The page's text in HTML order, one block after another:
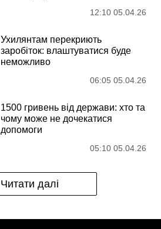
12:10 05.04.26
Ухилянтам перекриють
заробіток: влаштуватися буде
неможливо
06:05 05.04.26
1500 гривень від держави: хто та
чому може не дочекатися
допомоги
05:10 05.04.26
Читати далі